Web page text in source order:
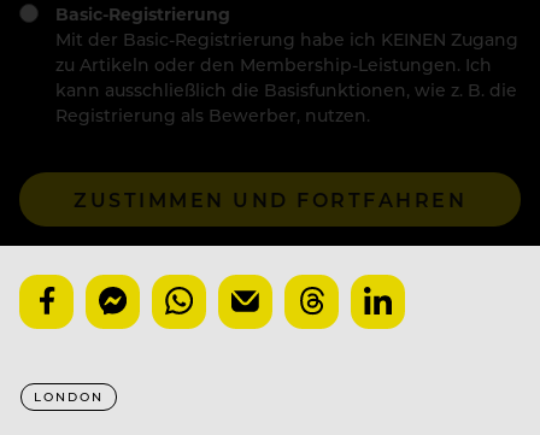
Basic-Registrierung
Mit der Basic-Registrierung habe ich KEINEN Zugang
zu Artikeln oder den Membership-Leistungen. Ich
kann ausschließlich die Basisfunktionen, wie z. B. die
Registrierung als Bewerber, nutzen.
ZUSTIMMEN UND FORTFAHREN
LONDON